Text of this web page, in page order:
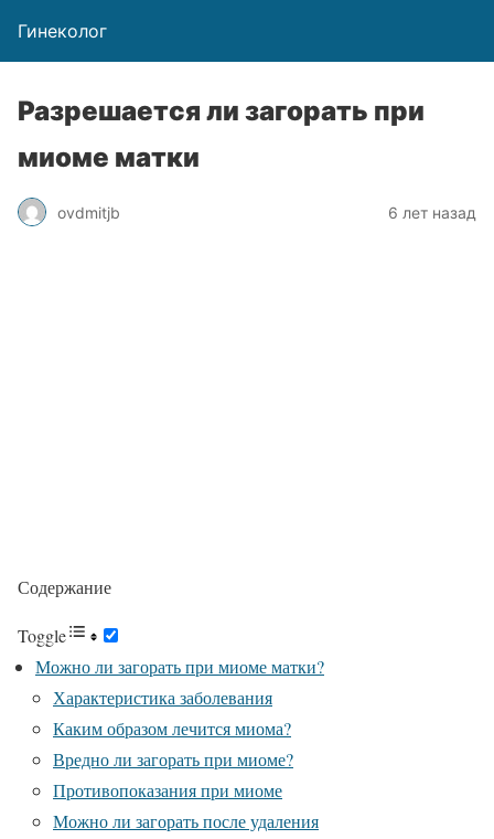
Гинеколог
Разрешается ли загорать при
миоме матки
ovdmitjb 6 лет назад
Содержание
Toggle
Можно ли загорать при миоме матки?
Характеристика заболевания
Каким образом лечится миома?
Вредно ли загорать при миоме?
Противопоказания при миоме
Можно ли загорать после удаления